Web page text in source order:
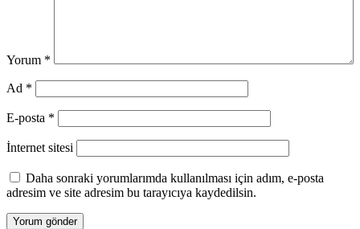
Yorum *
Ad *
E-posta *
İnternet sitesi
Daha sonraki yorumlarımda kullanılması için adım, e-posta
adresim ve site adresim bu tarayıcıya kaydedilsin.